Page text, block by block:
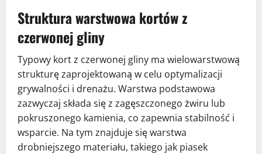
Struktura warstwowa kortów z
czerwonej gliny
Typowy kort z czerwonej gliny ma wielowarstwową
strukturę zaprojektowaną w celu optymalizacji
grywalności i drenażu. Warstwa podstawowa
zazwyczaj składa się z zagęszczonego żwiru lub
pokruszonego kamienia, co zapewnia stabilność i
wsparcie. Na tym znajduje się warstwa
drobniejszego materiału, takiego jak piasek